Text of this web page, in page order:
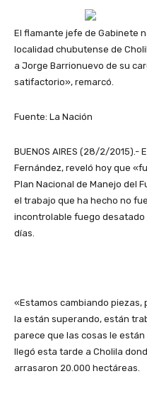
El flamante jefe de Gabinete
localidad chubutense de
a Jorge Barrionuevo de su
satifactorio», remarcó.
Fuente: La Nación
BUENOS AIRES (28/2/2015).-
Fernández, reveló hoy que
Plan Nacional de Manejo del
el trabajo que ha hecho no
incontrolable fuego desatado
días.
«Estamos cambiando piezas,
la están superando, están
parece que las cosas le
llegó esta tarde a Cholila
arrasaron 20.000 hectáreas.